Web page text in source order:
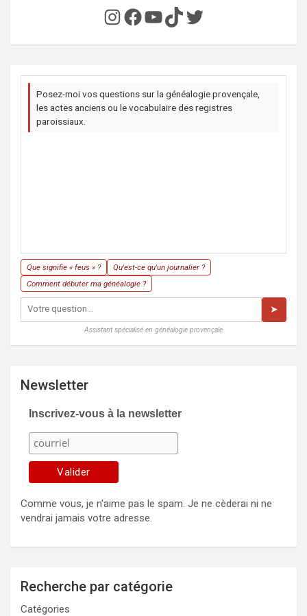
Instagram
Facebook
YouTube
TikTok
Twitter
Posez-moi vos questions sur la généalogie provençale,
les actes anciens ou le vocabulaire des registres
paroissiaux.
Que signifie « feus » ?
Qu'est-ce qu'un journalier ?
Comment débuter ma généalogie ?
➤
Assistant spécialisé en généalogie provençale
Newsletter
Inscrivez-vous à la newsletter
Comme vous, je n'aime pas le spam. Je ne cèderai ni ne
vendrai jamais votre adresse.
Recherche par catégorie
Catégories